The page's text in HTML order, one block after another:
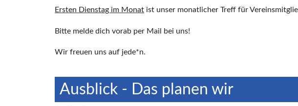
Ersten Dienstag im Monat ist unser monatlicher Treff für
Bitte melde dich vorab per Mail bei uns!
Wir freuen uns auf jede*n.
Ausblick - Das planen wir